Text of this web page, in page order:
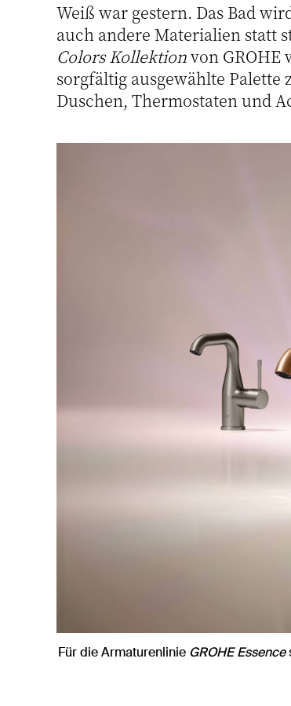
Weiß war gestern. Das Bad
auch andere Materialien statt
Colors Kollektionvon GROHE
sorgfältig ausgewählte
Duschen, Thermostaten und
Für die Armaturenlinie GROHE Essence